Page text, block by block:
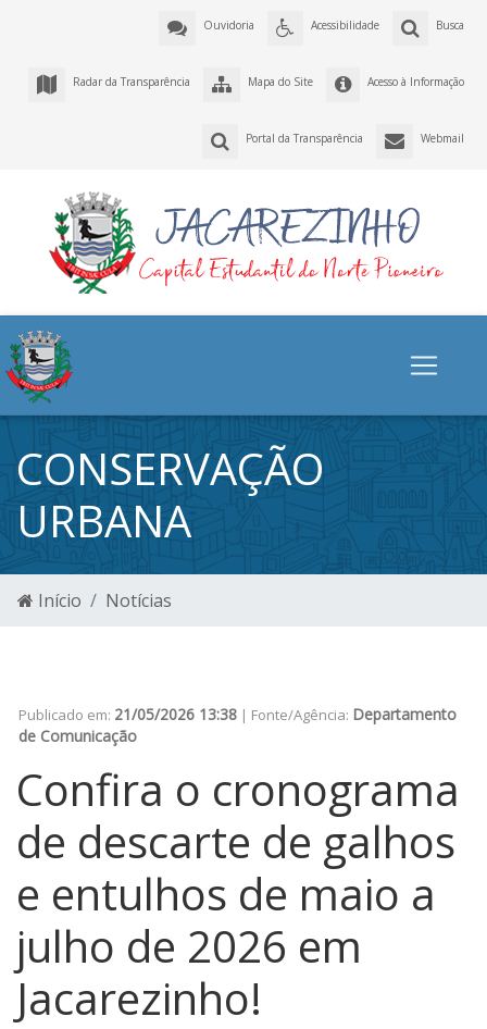
Busca
Acessibilidade
Ouvidoria
Acesso à Informação
Mapa do Site
Radar da Transparência
Webmail
Portal da Transparência
CONSERVAÇÃO
URBANA
Início Notícias
Publicado em: 21/05/2026 13:38 | Fonte/Agência: Departamento
de Comunicação
Confira o cronograma
de descarte de galhos
e entulhos de maio a
julho de 2026 em
Jacarezinho!